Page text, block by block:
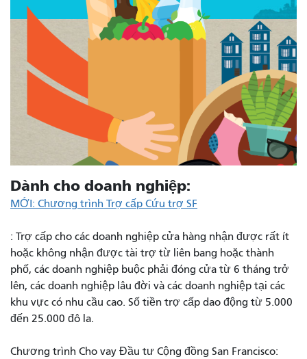
Dành cho doanh nghiệp:
MỚI: Chương trình Trợ cấp Cứu trợ SF
: Trợ cấp cho các doanh nghiệp cửa hàng nhận được rất ít
hoặc không nhận được tài trợ từ liên bang hoặc thành
phố, các doanh nghiệp buộc phải đóng cửa từ 6 tháng trở
lên, các doanh nghiệp lâu đời và các doanh nghiệp tại các
khu vực có nhu cầu cao. Số tiền trợ cấp dao động từ 5.000
đến 25.000 đô la.
Chương trình Cho vay Đầu tư Cộng đồng San Francisco: